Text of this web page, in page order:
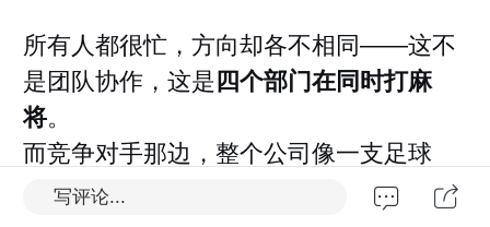
所有人都很忙，方向却各不相同——这不
是团队协作，这是 四个部门在同时打麻
将。
而竞争对手那边，整个公司像一支足球
队，所有人盯着同一个球门。
写评论...